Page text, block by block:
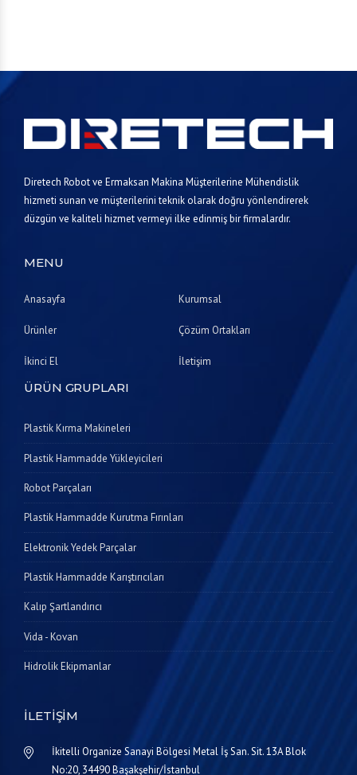
Diretech Robot ve Ermaksan Makina Müşterilerine Mühendislik
hizmeti sunan ve müşterilerini teknik olarak doğru yönlendirerek
düzgün ve kaliteli hizmet vermeyi ilke edinmiş bir firmalardır.
MENU
Anasayfa Kurumsal
Ürünler Çözüm Ortakları
İkinci El İletişim
ÜRÜN GRUPLARI
Plastik Kırma Makineleri
Plastik Hammadde Yükleyicileri
Robot Parçaları
Plastik Hammadde Kurutma Fırınları
Elektronik Yedek Parçalar
Plastik Hammadde Karıştırıcıları
Kalıp Şartlandırıcı
Vida - Kovan
Hidrolik Ekipmanlar
İLETIŞIM
İkitelli Organize Sanayi Bölgesi Metal İş San. Sit. 13A Blok
No:20, 34490 Başakşehir/İstanbul